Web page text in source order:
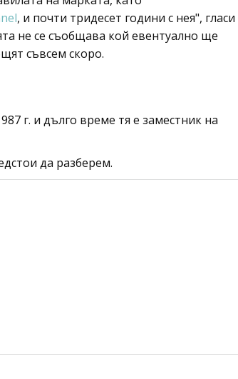
, и почти тридесет години с нея", гласи
не се съобщава кой евентуално ще
съвсем скоро.
г. и дълго време тя е заместник на
да разберем.